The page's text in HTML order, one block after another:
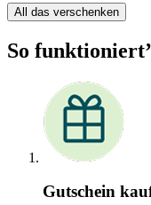
All das verschenken
So
Gutschein